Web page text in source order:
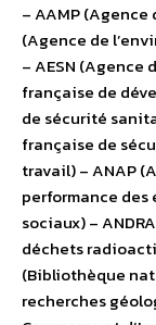
– AAMP (Agence
(Agence de
– AESN (Agence
française de
de sécurité
française de
travail) – ANAP
performance
sociaux) –
déchets
(Bibliothèque
recherches